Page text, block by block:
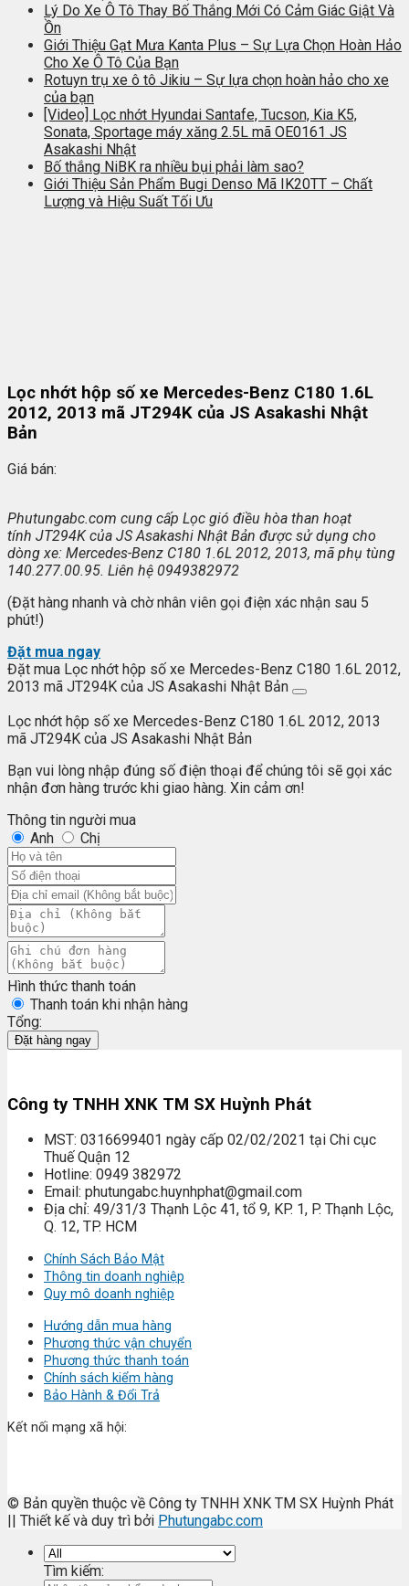
Lý Do Xe Ô Tô Thay Bố Thắng Mới Có Cảm Giác Giật Và
Ồn
Giới Thiệu Gạt Mưa Kanta Plus – Sự Lựa Chọn Hoàn Hảo
Cho Xe Ô Tô Của Bạn
Rotuyn trụ xe ô tô Jikiu – Sự lựa chọn hoàn hảo cho xe
của bạn
[Video] Lọc nhớt Hyundai Santafe, Tucson, Kia K5,
Sonata, Sportage máy xăng 2.5L mã OE0161 JS
Asakashi Nhật
Bố thắng NiBK ra nhiều bụi phải làm sao?
Giới Thiệu Sản Phẩm Bugi Denso Mã IK20TT – Chất
Lượng và Hiệu Suất Tối Ưu
Lọc nhớt hộp số xe Mercedes-Benz C180 1.6L
2012, 2013 mã JT294K của JS Asakashi Nhật
Bản
Giá bán:
Phutungabc.com cung cấp Lọc gió điều hòa than hoạt
tính JT294K của JS Asakashi Nhật Bản được sử dụng cho
dòng xe: Mercedes-Benz C180 1.6L 2012, 2013, mã phụ tùng
140.277.00.95. Liên hệ 0949382972
(Đặt hàng nhanh và chờ nhân viên gọi điện xác nhận sau 5
phút!)
Đặt mua ngay
Đặt mua Lọc nhớt hộp số xe Mercedes-Benz C180 1.6L 2012,
2013 mã JT294K của JS Asakashi Nhật Bản
Lọc nhớt hộp số xe Mercedes-Benz C180 1.6L 2012, 2013
mã JT294K của JS Asakashi Nhật Bản
Bạn vui lòng nhập đúng số điện thoại để chúng tôi sẽ gọi xác
nhận đơn hàng trước khi giao hàng. Xin cảm ơn!
Thông tin người mua
Anh
Chị
Hình thức thanh toán
Thanh toán khi nhận hàng
Tổng:
Đặt hàng ngay
Công ty TNHH XNK TM SX Huỳnh Phát
MST: 0316699401 ngày cấp 02/02/2021 tại Chi cục
Thuế Quận 12
Hotline: 0949 382972
Email: phutungabc.huynhphat@gmail.com
Địa chỉ: 49/31/3 Thạnh Lộc 41, tổ 9, KP. 1, P. Thạnh Lộc,
Q. 12, TP. HCM
Chính Sách Bảo Mật
Thông tin doanh nghiệp
Quy mô doanh nghiệp
Hướng dẫn mua hàng
Phương thức vận chuyển
Phương thức thanh toán
Chính sách kiểm hàng
Bảo Hành & Đổi Trả
Kết nối mạng xã hội:
© Bản quyền thuộc về Công ty TNHH XNK TM SX Huỳnh Phát
|| Thiết kế và duy trì bởi Phutungabc.com
Tìm kiếm: